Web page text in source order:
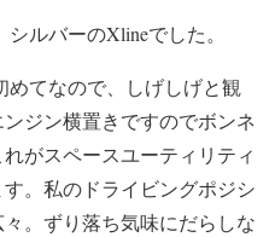
ルバーのXlineでした。
てなので、しげしげと観
ジン横置きですのでボンネ
がスペースユーティリティ
。私のドライビングポジシ
。ずり落ち気味にだらしな